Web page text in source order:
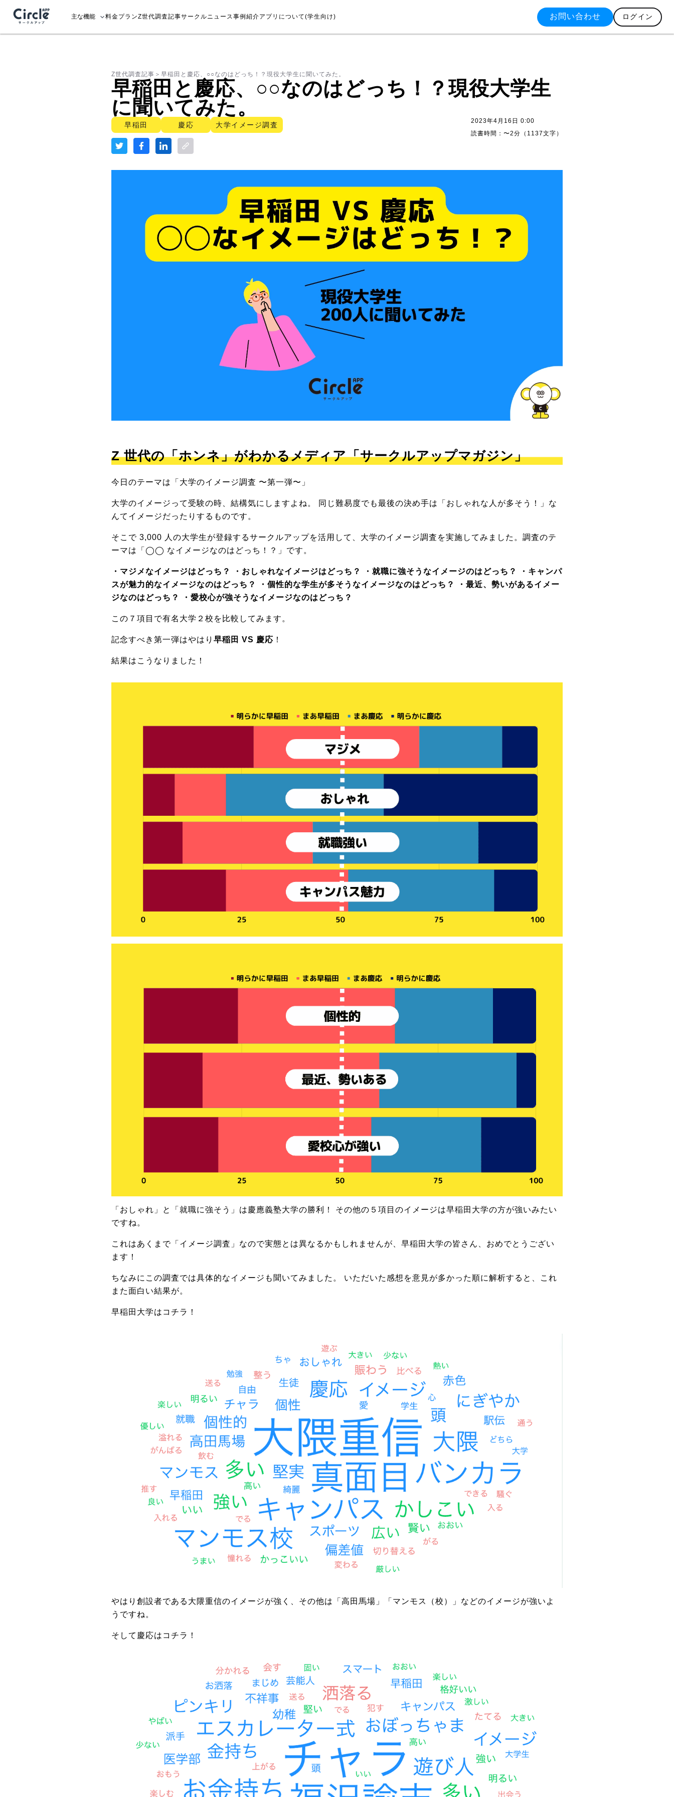
主な機能 料金プランZ世代調査記事サークルニュース事例紹介アプリについて(学生向け) お問い合わせ ログイン
Z世代調査記事 ＞ 早稲田と慶応、○○なのはどっち！？現役大学生に聞いてみた。
早稲田と慶応、○○なのはどっち！？現役大学生
に聞いてみた。
早稲田 慶応 大学イメージ調査
2023年4月16日 0:00
読書時間： 〜2分 （ 1137文字）
Z 世代の「ホンネ」がわかるメディア「サークルアップマガジン」
今日のテーマは「大学のイメージ調査 〜第一弾〜」
大学のイメージって受験の時、結構気にしますよね。 同じ難易度でも最後の決め手は「おしゃれな人が多そう！」な
んてイメージだったりするものです。
そこで 3,000 人の大学生が登録するサークルアップを活用して、大学のイメージ調査を実施してみました。調査のテ
ーマは「◯◯ なイメージなのはどっち！？」です。
・マジメなイメージはどっち？ ・おしゃれなイメージはどっち？ ・就職に強そうなイメージのはどっち？ ・キャンパ
スが魅力的なイメージなのはどっち？ ・個性的な学生が多そうなイメージなのはどっち？ ・最近、勢いがあるイメー
ジなのはどっち？ ・愛校心が強そうなイメージなのはどっち？
この７項目で有名大学２校を比較してみます。
記念すべき第一弾はやはり 早稲田 VS 慶応 ！
結果はこうなりました！
「おしゃれ」と「就職に強そう」は慶應義塾大学の勝利！ その他の５項目のイメージは早稲田大学の方が強いみたい
ですね。
これはあくまで「イメージ調査」なので実態とは異なるかもしれませんが、早稲田大学の皆さん、おめでとうござい
ます！
ちなみにこの調査では具体的なイメージも聞いてみました。 いただいた感想を意見が多かった順に解析すると、これ
また面白い結果が。
早稲田大学はコチラ！
やはり創設者である大隈重信のイメージが強く、その他は「高田馬場」「マンモス（校）」などのイメージが強いよ
うですね。
そして慶応はコチラ！